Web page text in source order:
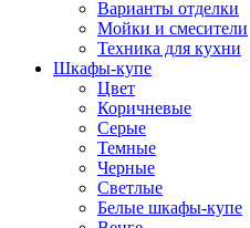
Варианты отделки
Мойки и смесители
Техника для кухни
Шкафы-купе
Цвет
Коричневые
Серые
Темные
Черные
Светлые
Белые шкафы-купе